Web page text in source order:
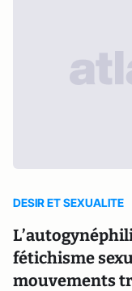
DESIR ET SEXUALITE
fétichisme
mouvements